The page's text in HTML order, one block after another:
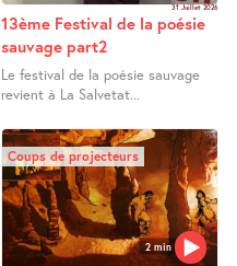
31 Juillet 2026
13ème Festival de la poésie
sauvage part2
Le festival de la poésie sauvage
revient à La Salvetat...
2 min
Coups de projecteurs